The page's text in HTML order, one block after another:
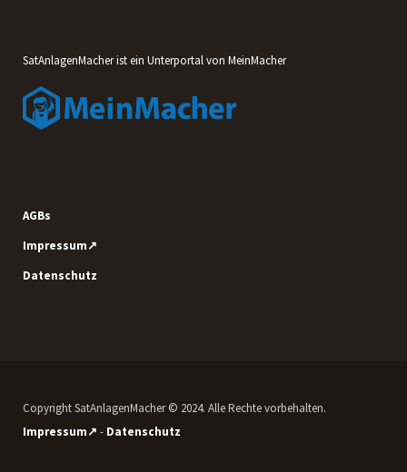
SatAnlagenMacher ist ein Unterportal von MeinMacher
AGBs
Impressum↗
Datenschutz
Copyright SatAnlagenMacher © 2024. Alle Rechte vorbehalten.
Impressum↗ - Datenschutz